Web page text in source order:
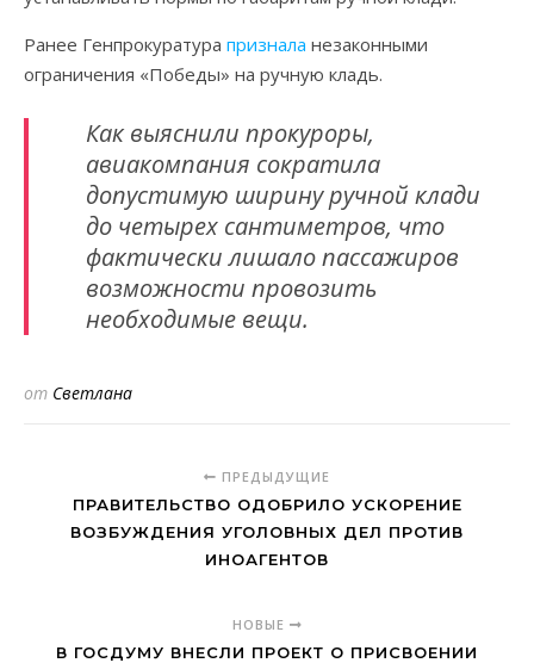
Ранее Генпрокуратура признала незаконными
ограничения «Победы» на ручную кладь.
Как выяснили прокуроры,
авиакомпания сократила
допустимую ширину ручной клади
до четырех сантиметров, что
фактически лишало пассажиров
возможности провозить
необходимые вещи.
от Светлана
ПРЕДЫДУЩИЕ
ПРАВИТЕЛЬСТВО ОДОБРИЛО УСКОРЕНИЕ
ВОЗБУЖДЕНИЯ УГОЛОВНЫХ ДЕЛ ПРОТИВ
ИНОАГЕНТОВ
НОВЫЕ
В ГОСДУМУ ВНЕСЛИ ПРОЕКТ О ПРИСВОЕНИИ